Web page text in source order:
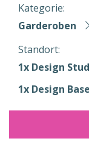
Kategorie:
Garderoben
Standort:
1x Design
1x Design